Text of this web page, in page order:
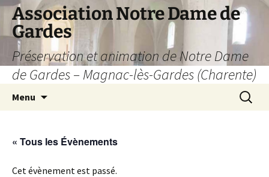
Aller
contenu
Association Notre Dame de
Gardes
Préservation et animation de Notre Dame
de Gardes – Magnac-lès-Gardes (Charente)
Menu
« Tous les Évènements
Cet évènement est passé.